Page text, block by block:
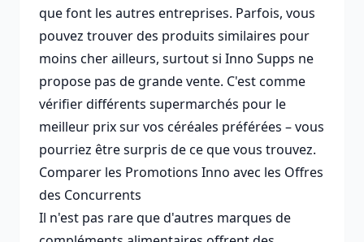
que font les autres entreprises. Parfois, vous
pouvez trouver des produits similaires pour
moins cher ailleurs, surtout si Inno Supps ne
propose pas de grande vente. C'est comme
vérifier différents supermarchés pour le
meilleur prix sur vos céréales préférées – vous
pourriez être surpris de ce que vous trouvez.
Comparer les Promotions Inno avec les Offres
des Concurrents
Il n'est pas rare que d'autres marques de